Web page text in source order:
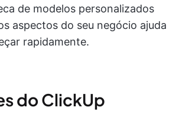
de modelos personalizados
aspectos do seu negócio ajuda
rapidamente.
do ClickUp